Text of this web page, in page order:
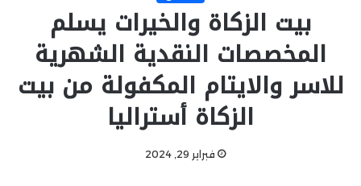
بيت الزكاة والخيرات يسلم
المخصصات النقدية الشهرية
للاسر والايتام المكفولة من بيت
الزكاة أستراليا
فبراير 29, 2024